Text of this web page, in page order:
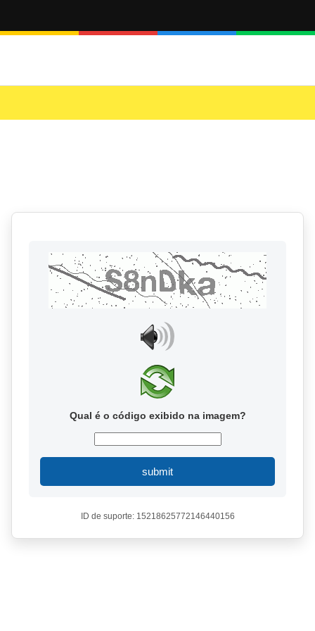
Qual é o código exibido na imagem?
submit
ID de suporte: 15218625772146440156